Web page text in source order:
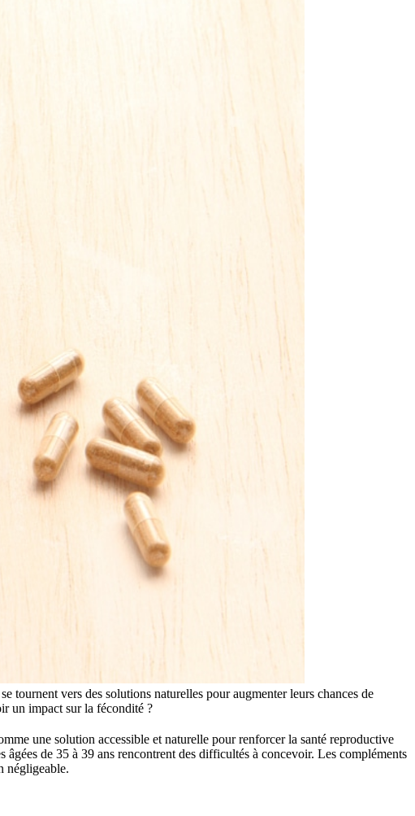
tournent vers des solutions naturelles pour augmenter leurs chances de
un impact sur la fécondité ?
une solution accessible et naturelle pour renforcer la santé reproductive
de 35 à 39 ans rencontrent des difficultés à concevoir. Les compléments
négligeable.